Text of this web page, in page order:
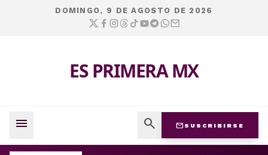
DOMINGO, 9 DE AGOSTO DE 2026
ES PRIMERA MX
menu search mail SUSCRIBIRSE